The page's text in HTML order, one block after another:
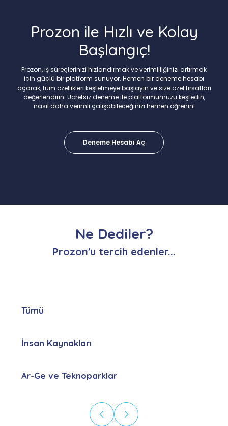
Prozon ile Hızlı ve Kolay
Başlangıç!
Prozon, iş süreçlerinizi hızlandırmak ve verimliliğinizi artırmak
için güçlü bir platform sunuyor. Hemen bir deneme hesabı
açarak, tüm özellikleri keşfetmeye başlayın ve size özel fırsatları
değerlendirin. Ücretsiz deneme ile platformumuzu keşfedin,
nasıl daha verimli çalışabileceğinizi hemen öğrenin!
Deneme Hesabı Aç
Ne Dediler?
Prozon'u tercih edenler...
Tümü
İnsan Kaynakları
Ar-Ge ve Teknoparklar